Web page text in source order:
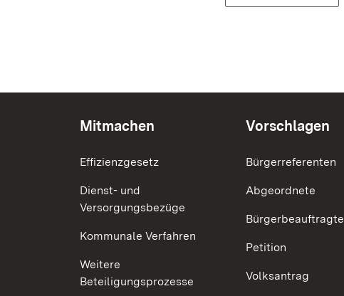
Mitmachen
Effizienzgesetz
Dienst- und
Versorgungsbezüge
Kommunale Verfahren
Weitere
Beteiligungsprozesse
Vorschlagen
Bürgerreferenten
Abgeordnete
Bürgerbeauftragte
Petition
Volksantrag